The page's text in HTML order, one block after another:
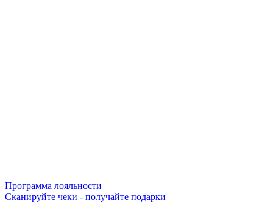
Программа лояльности
Сканируйте чеки - получайте подарки